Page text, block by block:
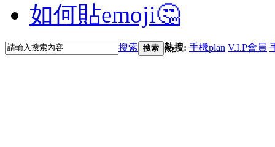
如何貼emoji🤔
搜索 搜索 熱搜: 手機plan V.I.P會員